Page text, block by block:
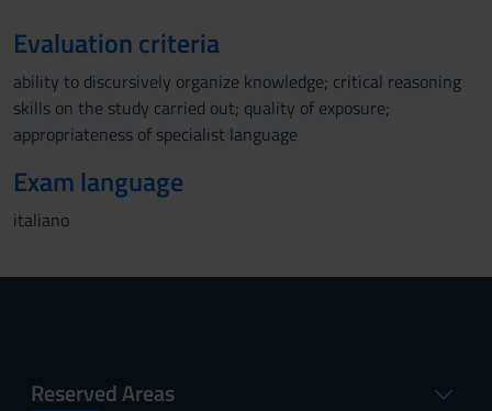
Evaluation criteria
ability to discursively organize knowledge; critical reasoning
skills on the study carried out; quality of exposure;
appropriateness of specialist language
Exam language
italiano
Reserved Areas